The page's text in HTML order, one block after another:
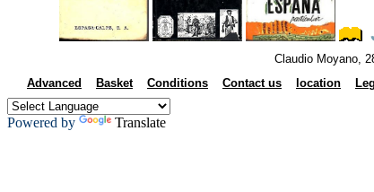
Claudio Moyano,
Advanced Basket Conditions Contact us location
Powered by Translate